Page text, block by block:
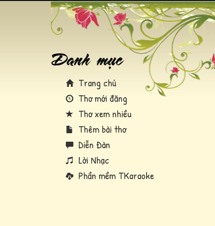
Trang chủ
Thơ mới đăng
Thơ xem nhiều
Thêm bài thơ
Diễn Đàn
Lời Nhạc
Phần mềm TKaraoke